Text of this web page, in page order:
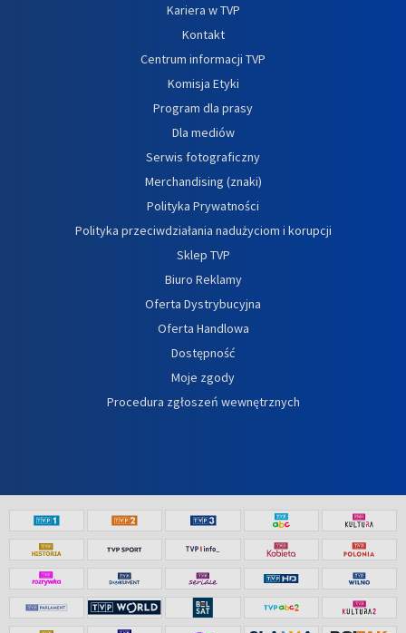
Kariera w TVP
Kontakt
Centrum informacji TVP
Komisja Etyki
Program dla prasy
Dla mediów
Serwis fotograficzny
Merchandising (znaki)
Polityka Prywatności
Polityka przeciwdziałania nadużyciom i korupcji
Sklep TVP
Biuro Reklamy
Oferta Dystrybucyjna
Oferta Handlowa
Dostępność
Moje zgody
Procedura zgłoszeń wewnętrznych